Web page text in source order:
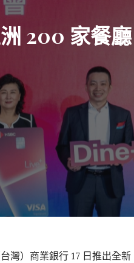
200 家餐廳
灣）商業銀行 17 日推出全